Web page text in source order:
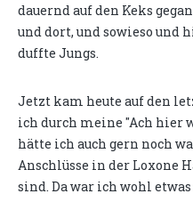
dauernd auf den Keks
und dort, und sowieso und
duffte Jungs.
Jetzt kam heute auf den
ich durch meine "Ach hier
hätte ich auch gern noch
Anschlüsse in der Loxone
sind. Da war ich wohl